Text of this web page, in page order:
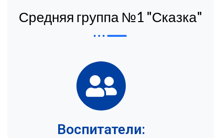
Средняя группа №1 "Сказка"
Воспитатели: